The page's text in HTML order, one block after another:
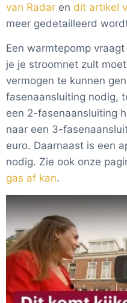
van Radar en dit artikel
meer gedetailleerd
Een warmtepomp
je je stroomnet zult
vermogen te kunnen
fasenaansluiting nodig,
een 2-fasenaansluiting
naar een 3-
euro. Daarnaast is een
nodig. Zie ook onze
gas af kan.